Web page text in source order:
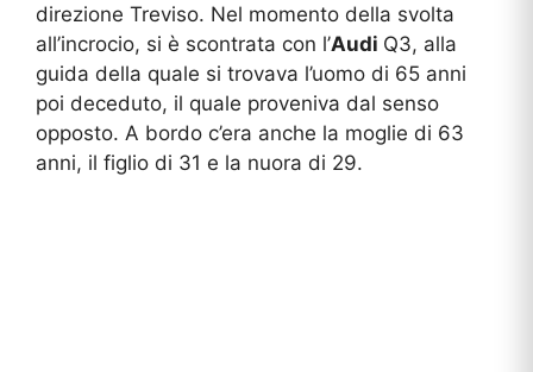
direzione Treviso. Nel momento della svolta
all’incrocio, si è scontrata con l’Audi Q3, alla
guida della quale si trovava l’uomo di 65 anni
poi deceduto, il quale proveniva dal senso
opposto. A bordo c’era anche la moglie di 63
anni, il figlio di 31 e la nuora di 29.